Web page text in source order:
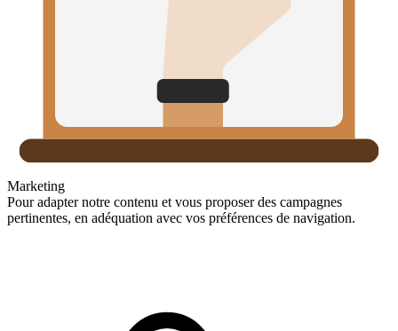
Marketing
Pour adapter notre contenu et vous proposer des campagnes
pertinentes, en adéquation avec vos préférences de navigation.